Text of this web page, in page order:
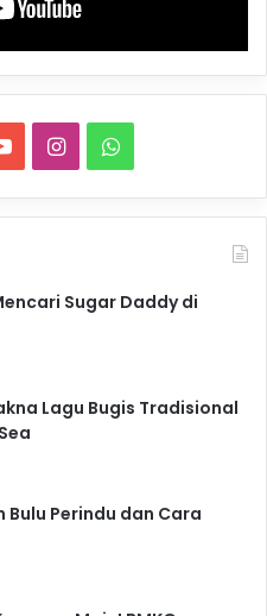
o
e
I
n
m
W
h
Sugar Daddy di
Lagu Bugis Tradisional
Bulu Perindu dan Cara